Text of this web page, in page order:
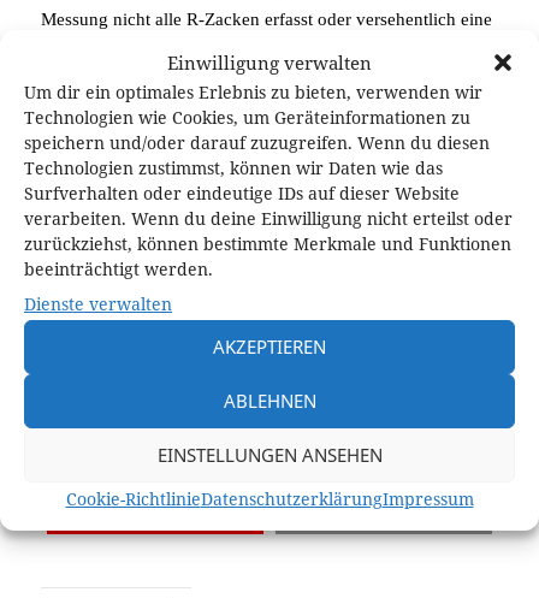
Einwilligung verwalten
Um dir ein optimales Erlebnis zu bieten, verwenden wir
Technologien wie Cookies, um Geräteinformationen zu
speichern und/oder darauf zuzugreifen. Wenn du diesen
Technologien zustimmst, können wir Daten wie das
Surfverhalten oder eindeutige IDs auf dieser Website
verarbeiten. Wenn du deine Einwilligung nicht erteilst oder
zurückziehst, können bestimmte Merkmale und Funktionen
beeinträchtigt werden.
Dienste verwalten
AKZEPTIEREN
ABLEHNEN
EINSTELLUNGEN ANSEHEN
Cookie-RichtlinieDatenschutzerklärungImpressum
Messung nicht alle R-Zacken erfasst oder versehentlich eine
Nachtrag: Im BeitragBerechnung von RR-
Intervallen und Herzschlagrategehe ich auf den
technischen Hintergrund ein.
Teile diesen Beitrag:
teilen
teilen
Pocket E-Mail